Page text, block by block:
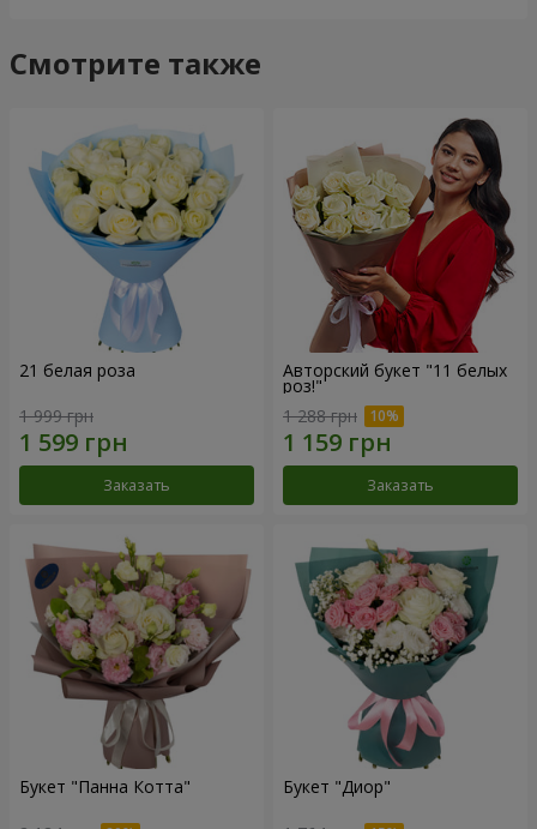
Смотрите также
21 белая роза
1 999 грн
Заказать
Авторский букет "11 белых
роз!"
1 288 грн
Заказать
Букет "Панна Котта" Букет "Диор"